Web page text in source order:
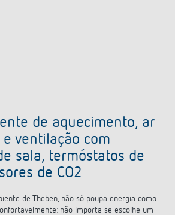
de aquecimento, ar
ventilação com
sala, termóstatos de
de CO2
de Theben, não só poupa energia como
não importa se escolhe um